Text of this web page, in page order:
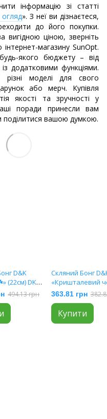
інформацію зі статті
». З неї ви дізнаєтеся,
до його покупки.
вигідною ціною, зверніть
магазину SunOpt.
якого бюджету – від
додатковими функціями.
моделі для свого
або мерч. Купівля
якості та зручності у
поради принесли вам
поділитися вашою думкою.
D&K
(22см) DK-
494.13 грн
Скляний Бонг
«Кришталевий
💀» (18см) DK-
363.81 грн
Купити